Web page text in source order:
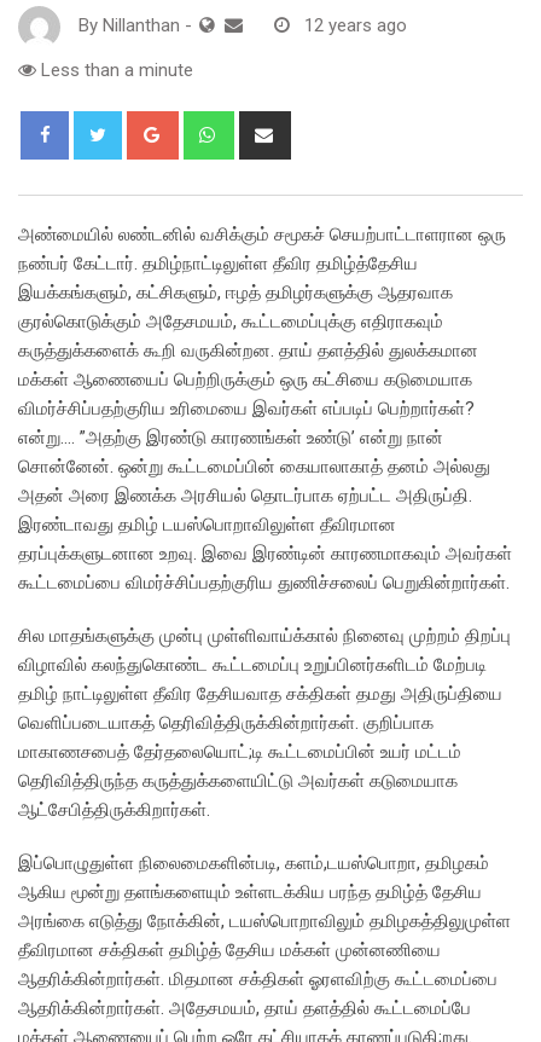
By Nillanthan - 12 years ago
Less than a minute
Google+ Whatsapp
அண்மையில் லண்டனில் வசிக்கும் சமூகச் செயற்பாட்டாளரான ஒரு
நண்பர் கேட்டார். தமிழ்நாட்டிலுள்ள தீவிர தமிழ்த்தேசிய
இயக்கங்களும், கட்சிகளும், ஈழத் தமிழர்களுக்கு ஆதரவாக
குரல்கொடுக்கும் அதேசமயம், கூட்டமைப்புக்கு எதிராகவும்
கருத்துக்களைக் கூறி வருகின்றன. தாய் தளத்தில் துலக்கமான
மக்கள் ஆணையைப் பெற்றிருக்கும் ஒரு கட்சியை கடுமையாக
விமர்ச்சிப்பதற்குரிய உரிமையை இவர்கள் எப்படிப் பெற்றார்கள்?
என்று…. ”அதற்கு இரண்டு காரணங்கள் உண்டு’ என்று நான்
சொன்னேன். ஒன்று கூட்டமைப்பின் கையாலாகாத் தனம் அல்லது
அதன் அரை இணக்க அரசியல் தொடர்பாக ஏற்பட்ட அதிருப்தி.
இரண்டாவது தமிழ் டயஸ்பொறாவிலுள்ள தீவிரமான
தரப்புக்களுடனான உறவு. இவை இரண்டின் காரணமாகவும் அவர்கள்
கூட்டமைப்பை விமர்ச்சிப்பதற்குரிய துணிச்சலைப் பெறுகின்றார்கள்.
சில மாதங்களுக்கு முன்பு முள்ளிவாய்க்கால் நினைவு முற்றம் திறப்பு
விழாவில் கலந்துகொண்ட கூட்டமைப்பு உறுப்பினர்களிடம் மேற்படி
தமிழ் நாட்டிலுள்ள தீவிர தேசியவாத சக்திகள் தமது அதிருப்தியை
வெளிப்படையாகத் தெரிவித்திருக்கின்றார்கள். குறிப்பாக
மாகாணசபைத் தேர்தலையொட்;டி கூட்டமைப்பின் உயர் மட்டம்
தெரிவித்திருந்த கருத்துக்களையிட்டு அவர்கள் கடுமையாக
ஆட்சேபித்திருக்கிறார்கள்.
இப்பொழுதுள்ள நிலைமைகளின்படி, களம்,டயஸ்பொறா, தமிழகம்
ஆகிய மூன்று தளங்களையும் உள்ளடக்கிய பரந்த தமிழ்த் தேசிய
அரங்கை எடுத்து நோக்கின், டயஸ்பொறாவிலும் தமிழகத்திலுமுள்ள
தீவிரமான சக்திகள் தமிழ்த் தேசிய மக்கள் முன்னணியை
ஆதரிக்கின்றார்கள். மிதமான சக்திகள் ஓரளவிற்கு கூட்டமைப்பை
ஆதரிக்கின்றார்கள். அதேசமயம், தாய் தளத்தில் கூட்டமைப்பே
மக்கள் ஆணையைப் பெற்ற ஓரே கட்சியாகக் காணப்படுகி;றது.